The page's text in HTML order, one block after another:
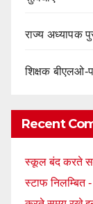
राज्य अध्यापक
शिक्षक बीएलओ-
Recent
स्कूल बंद करते
स्टाफ